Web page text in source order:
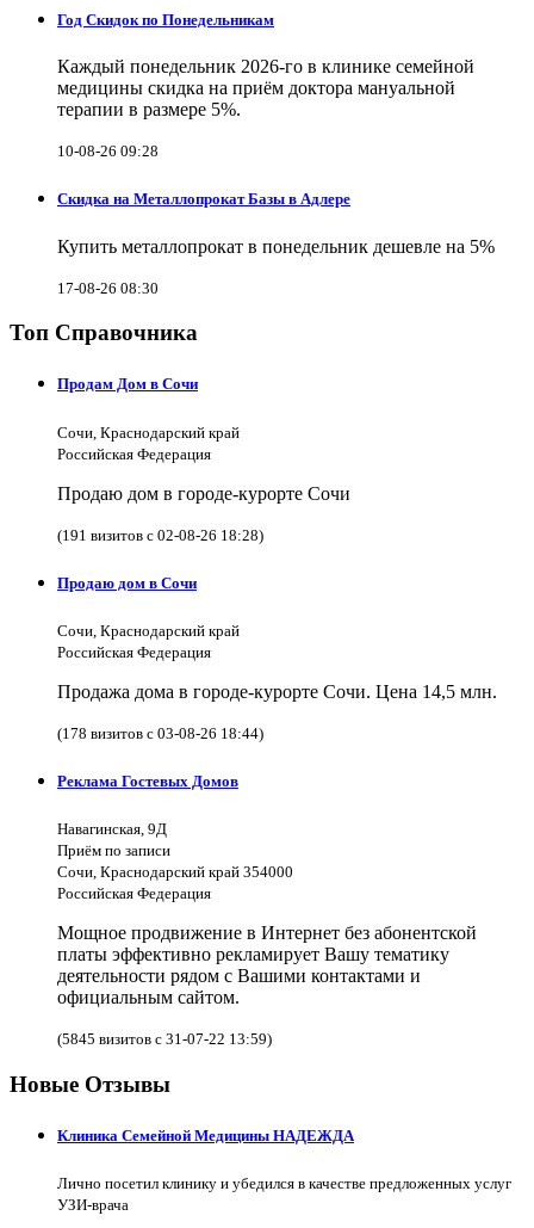
Год Скидок по Понедельникам
Каждый понедельник 2026-го в клинике семейной
медицины скидка на приём доктора мануальной
терапии в размере 5%.
10-08-26 09:28
Скидка на Металлопрокат Базы в Адлере
Купить металлопрокат в понедельник дешевле на 5%
17-08-26 08:30
Топ Справочника
Продам Дом в Сочи
Сочи, Краснодарский край
Российская Федерация
Продаю дом в городе-курорте Сочи
(191 визитов с 02-08-26 18:28)
Продаю дом в Сочи
Сочи, Краснодарский край
Российская Федерация
Продажа дома в городе-курорте Сочи. Цена 14,5 млн.
(178 визитов с 03-08-26 18:44)
Реклама Гостевых Домов
Навагинская, 9Д
Приём по записи
Сочи, Краснодарский край 354000
Российская Федерация
Мощное продвижение в Интернет без абонентской
платы эффективно рекламирует Вашу тематику
деятельности рядом с Вашими контактами и
официальным сайтом.
(5845 визитов с 31-07-22 13:59)
Новые Отзывы
Клиника Семейной Медицины НАДЕЖДА
Лично посетил клинику и убедился в качестве предложенных услуг
УЗИ-врача